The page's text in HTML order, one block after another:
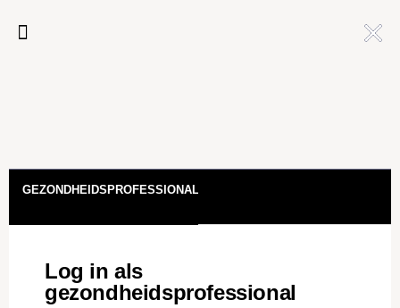
Toggle navigation
GEZONDHEIDSPROFESSIONALS
Log in als
gezondheidsprofessional